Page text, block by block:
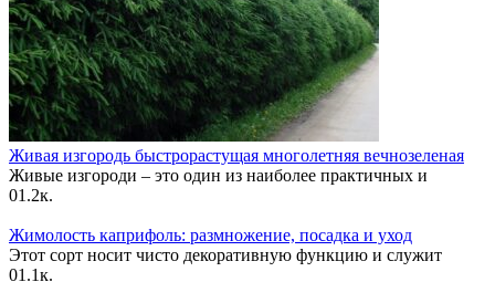
Живая изгородь быстрорастущая многолетняя вечнозеленая
Живые изгороди – это один из наиболее практичных и
01.2к.
Жимолость каприфоль: размножение, посадка и уход
Этот сорт носит чисто декоративную функцию и служит
01.1к.